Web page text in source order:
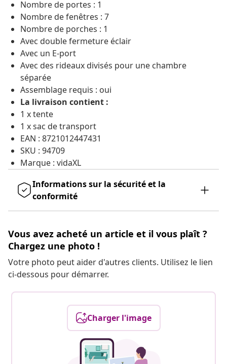
Nombre de portes : 1
Nombre de fenêtres : 7
Nombre de porches : 1
Avec double fermeture éclair
Avec un E-port
Avec des rideaux divisés pour une chambre
séparée
Assemblage requis : oui
La livraison contient :
1 x tente
1 x sac de transport
EAN : 8721012447431
SKU : 94709
Marque : vidaXL
Informations sur la sécurité et la
conformité
Vous avez acheté un article et il vous plaît ?
Chargez une photo !
Votre photo peut aider d'autres clients. Utilisez le lien
ci-dessous pour démarrer.
Charger l'image